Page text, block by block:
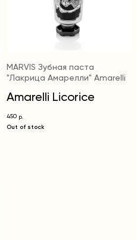
MARVIS Зубная паста
"Лакрица Амарелли" Amarelli
Amarelli Licorice
450 р.
Out of stock